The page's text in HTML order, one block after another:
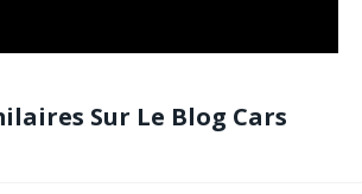
Sur Le Blog Cars